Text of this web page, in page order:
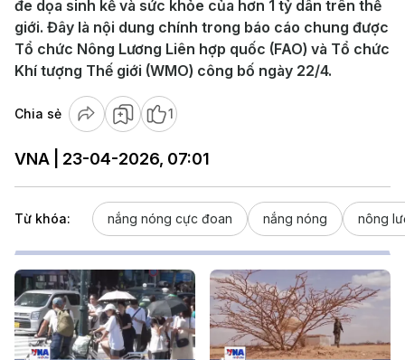
đe dọa sinh kế và sức khỏe của hơn 1 tỷ dân trên thế
giới. Đây là nội dung chính trong báo cáo chung được
Tổ chức Nông Lương Liên hợp quốc (FAO) và Tổ chức
Khí tượng Thế giới (WMO) công bố ngày 22/4.
Chia sẻ 1
VNA | 23-04-2026, 07:01
Từ khóa: nắng nóng cực đoan nắng nóng nông